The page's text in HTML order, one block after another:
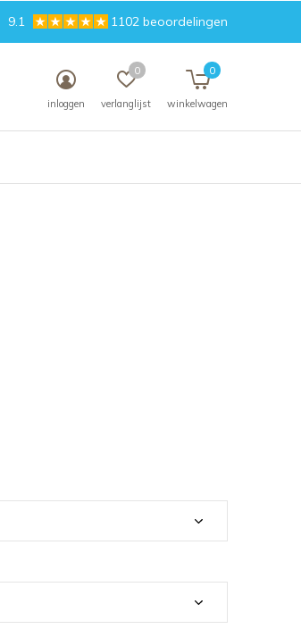
inloggen verlanglijst
0
winkelwagen
0
9.1 1102 beoordelingen